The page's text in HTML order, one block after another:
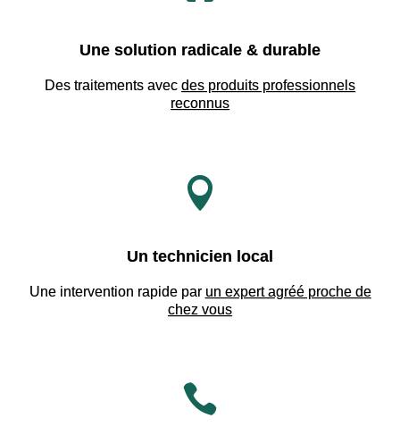
Une solution radicale & durable
Des traitements avec des produits professionnels
reconnus

Un technicien local
Une intervention rapide par un expert agréé proche de
chez vous
